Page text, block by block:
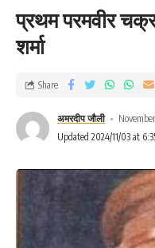
प्रथम परमवीर
शर्मा
अमरदीप जौली
Updated 2024/11/03 at
Share